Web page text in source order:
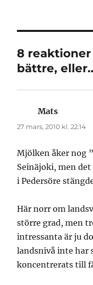
8
bättre,
Mats
27 mars, 2010 kl. 22:14
Mjölken åker nog
Seinäjoki, men
i Pedersöre
Här norr om
större grad, men
intressanta är ju
landsnivå inte har
koncentrerats till